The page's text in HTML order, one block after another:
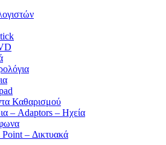
Καθαρισμού
– Adaptors – Ηχεία
Point – Δικτυακά